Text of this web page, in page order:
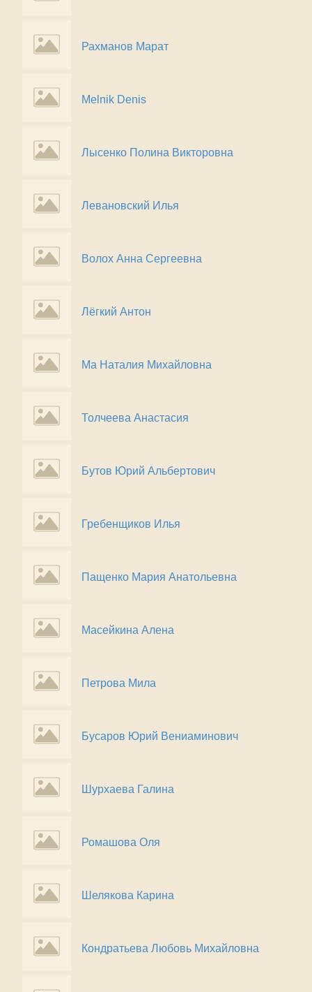
Рахманов Марат
Melnik Denis
Лысенко Полина Викторовна
Левановский Илья
Волох Анна Сергеевна
Лёгкий Антон
Ма Наталия Михайловна
Толчеева Анастасия
Бутов Юрий Альбертович
Гребенщиков Илья
Пащенко Мария Анатольевна
Масейкина Алена
Петрова Мила
Бусаров Юрий Вениаминович
Шурхаева Галина
Ромашова Оля
Шелякова Карина
Кондратьева Любовь Михайловна